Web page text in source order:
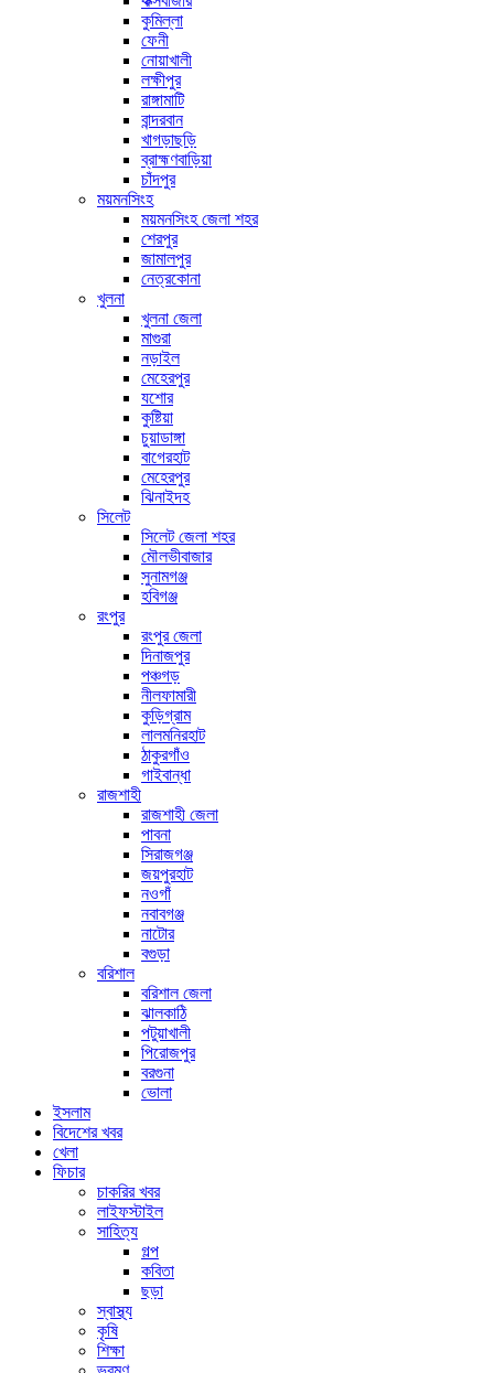
কুমিল্লা
ফেনী
নোয়াখালী
লক্ষীপুর
রাঙ্গামাটি
বান্দরবান
খাগড়াছড়ি
ব্রাহ্মণবাড়িয়া
চাঁদপুর
ময়মনসিংহ
ময়মনসিংহ জেলা শহর
শেরপুর
জামালপুর
নেত্রকোনা
খুলনা
খুলনা জেলা
মাগুরা
নড়াইল
মেহেরপুর
যশোর
কুষ্টিয়া
চুয়াডাঙ্গা
বাগেরহাট
মেহেরপুর
ঝিনাইদহ
সিলেট
সিলেট জেলা শহর
মৌলভীবাজার
সুনামগঞ্জ
হবিগঞ্জ
রংপুর
রংপুর জেলা
দিনাজপুর
পঞ্চগড়
নীলফামারী
কুড়িগ্রাম
লালমনিরহাট
ঠাকুরগাঁও
গাইবান্ধা
রাজশাহী
রাজশাহী জেলা
পাবনা
সিরাজগঞ্জ
জয়পুরহাট
নওগাঁ
নবাবগঞ্জ
নাটোর
বগুড়া
বরিশাল
বরিশাল জেলা
ঝালকাঠি
পটুয়াখালী
পিরোজপুর
বরগুনা
ভোলা
ইসলাম
বিদেশের খবর
খেলা
ফিচার
চাকরির খবর
লাইফস্টাইল
সাহিত্য
গল্প
কবিতা
ছড়া
স্বাস্থ্য
কৃষি
শিক্ষা